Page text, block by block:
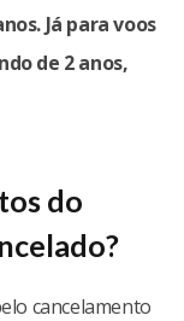
Já para voos
de 2 anos,
do
cancelamento